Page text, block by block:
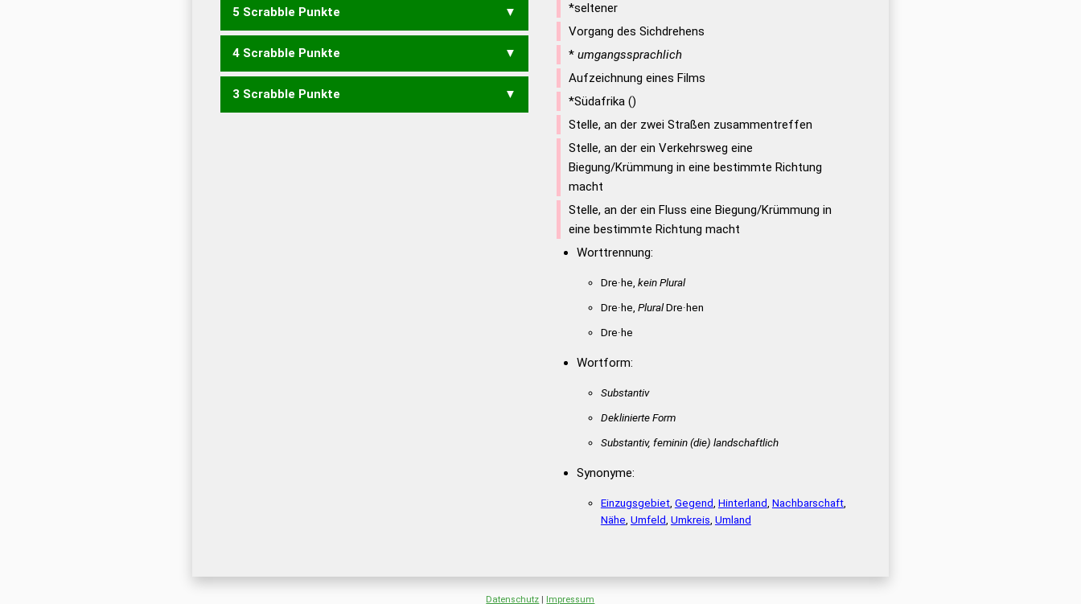
HERDE
5 Scrabble Punkte
EHER EHRE HEDE HEER
4 Scrabble Punkte
EHR HER RHE ERDE REDE
3 Scrabble Punkte
*seltener
Vorgang des Sichdrehens
* umgangssprachlich
Aufzeichnung eines Films
*Südafrika ()
Stelle, an der zwei Straßen zusammentreffen
Stelle, an der ein Verkehrsweg eine
Biegung/Krümmung in eine bestimmte Richtung
macht
Stelle, an der ein Fluss eine Biegung/Krümmung in
eine bestimmte Richtung macht
Worttrennung:
Dre·he, kein Plural
Dre·he, PluralDre·hen
Dre·he
Wortform:
Substantiv
Deklinierte Form
Substantiv, feminin(die) landschaftlich
Synonyme:
Einzugsgebiet, Gegend Hinterland Nachbarschaft,
Nähe Umfeld Umkreis Umland
Datenschutz | Impressum